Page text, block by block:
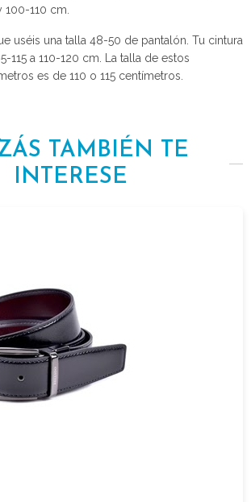
100-110 cm.
uséis una talla 48-50 de pantalón. Tu cintura
115 a 110-120 cm. La talla de estos
es de 110 o 115 centímetros.
TAMBIÉN TE
INTERESE